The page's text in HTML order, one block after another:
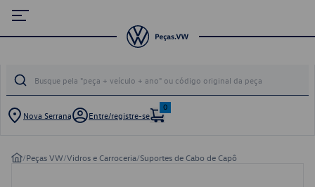
Nova Serrana Entre/registre-se
0
/Peças VW/Vidros e Carroceria/Suportes de Cabo de Capô